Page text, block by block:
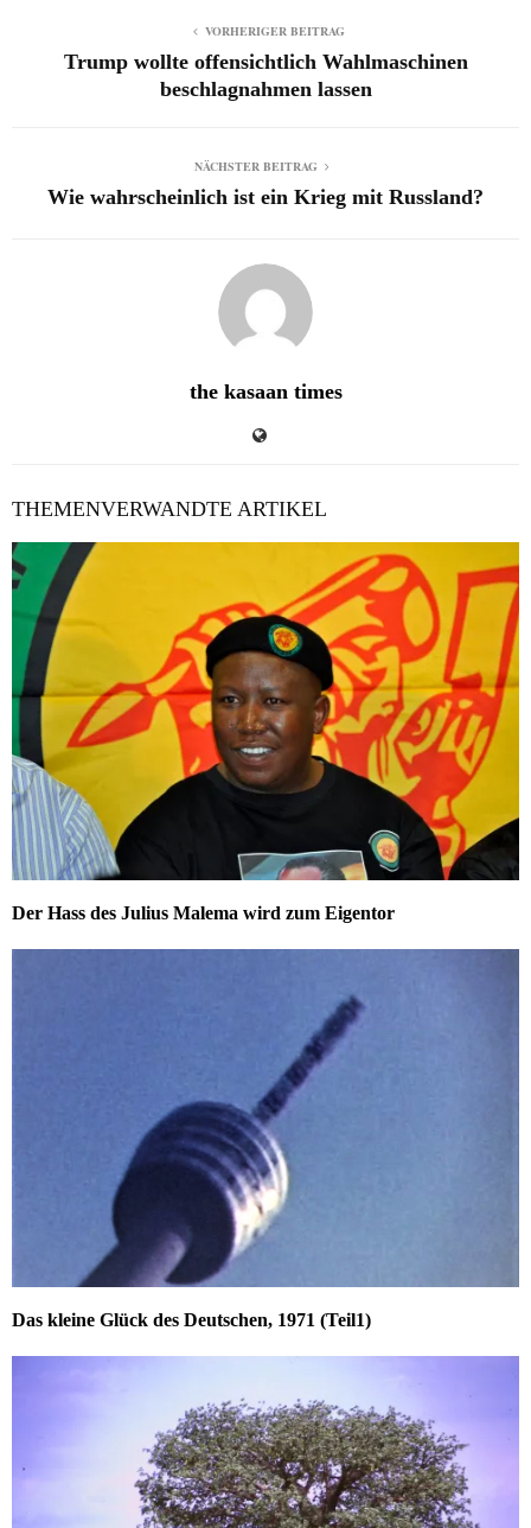
VORHERIGER BEITRAG
Trump wollte offensichtlich Wahlmaschinen
beschlagnahmen lassen
NÄCHSTER BEITRAG
Wie wahrscheinlich ist ein Krieg mit Russland?
the kasaan times
THEMENVERWANDTE ARTIKEL
Der Hass des Julius Malema wird zum Eigentor
Das kleine Glück des Deutschen, 1971 (Teil1)